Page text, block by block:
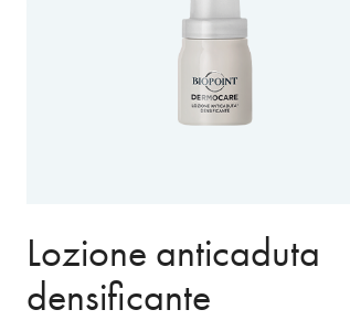
Lozione anticaduta
densificante